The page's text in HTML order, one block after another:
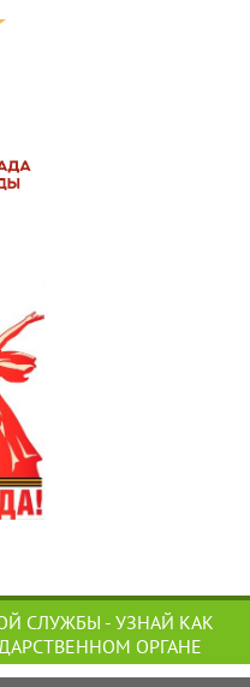
СЛУЖБЫ - УЗНАЙ КАК
ОРГАНЕ